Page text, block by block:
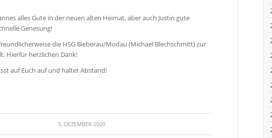
alles Gute in der neuen alten Heimat, aber auch Justin gute
Genesung!
die HSG Bieberau/Modau (Michael Blechschmitt) zur
Hierfür herzlichen Dank!
auf Euch auf und haltet Abstand!
5. DEZEMBER 2020